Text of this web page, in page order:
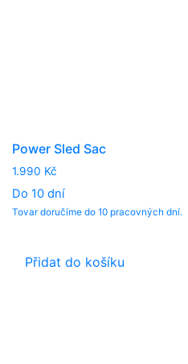
Power Sled Sac
1.990 Kč
Do 10 dní
Tovar doručíme do 10 pracovných dní.
Přidat do košíku